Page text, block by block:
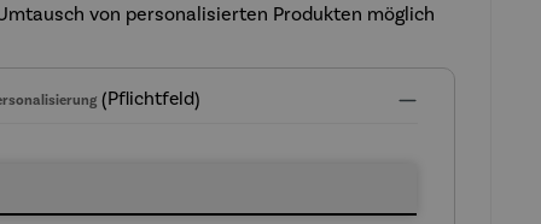
von personalisierten Produkten möglich
(Pflichtfeld)